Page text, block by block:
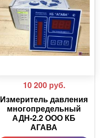
10 200 руб.
Измеритель давления
многопредельный
АДН-2.2 ООО КБ
АГАВА